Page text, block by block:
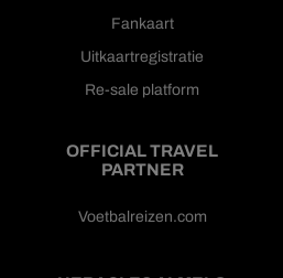
Fankaart
Uitkaartregistratie
Re-sale platform
OFFICIAL TRAVEL
PARTNER
Voetbalreizen.com